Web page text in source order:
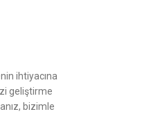
ihtiyacına
geliştirme
bizimle